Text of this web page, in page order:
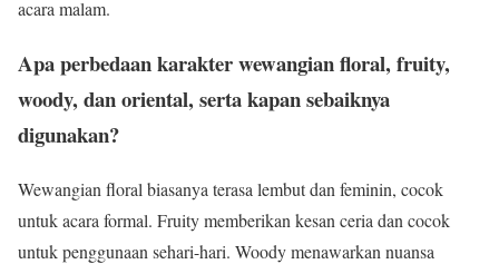
acara malam.
Apa perbedaan karakter wewangian floral, fruity,
woody, dan oriental, serta kapan sebaiknya
digunakan?
Wewangian floral biasanya terasa lembut dan feminin, cocok
untuk acara formal. Fruity memberikan kesan ceria dan cocok
untuk penggunaan sehari-hari. Woody menawarkan nuansa